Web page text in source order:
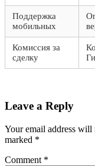
Поддержка
мобильных
Комиссия за
сделку
Leave a Reply
Your email address will
marked *
Comment *